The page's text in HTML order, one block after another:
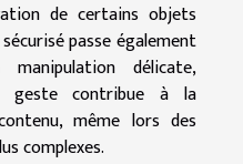
de certains objets
passe également
délicate,
geste contribue à la
même lors des
complexes.